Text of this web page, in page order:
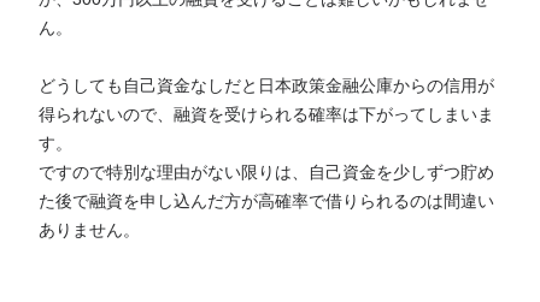
ん。
どうしても自己資金なしだと日本政策金融公庫からの信用が
得られないので、融資を受けられる確率は下がってしまいま
す。
ですので特別な理由がない限りは、自己資金を少しずつ貯め
た後で融資を申し込んだ方が高確率で借りられるのは間違い
ありません。